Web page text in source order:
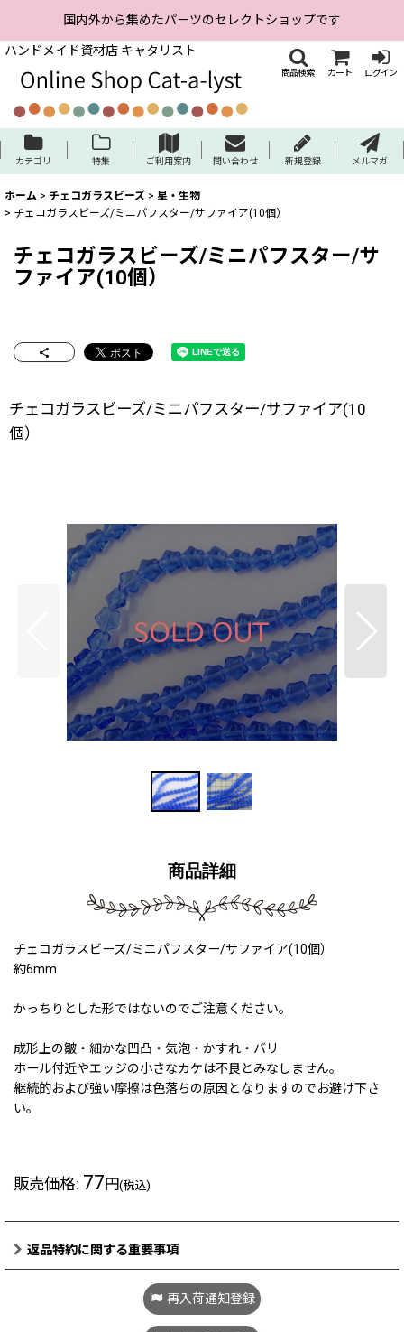
国内外から集めたパーツのセレクトショップです
ハンドメイド資材店 キャタリスト
商品検索 カート ログイン
カテゴリ 特集 ご利用案内 問い合わせ 新規登録 メルマガ
ホーム > チェコガラスビーズ > 星・生物
> チェコガラスビーズ/ミニパフスター/サファイア(10個）
チェコガラスビーズ/ミニパフスター/サ
ファイア(10個）
チェコガラスビーズ/ミニパフスター/サファイア(10
個）
商品詳細
チェコガラスビーズ/ミニパフスター/サファイア(10個）
約6mm
かっちりとした形ではないのでご注意ください。
成形上の皺・細かな凹凸・気泡・かすれ・バリ
ホール付近やエッジの小さなカケは不良とみなしません。
継続的および強い摩擦は色落ちの原因となりますのでお避け下さ
い。
販売価格: 77円(税込)
返品特約に関する重要事項
再入荷通知登録